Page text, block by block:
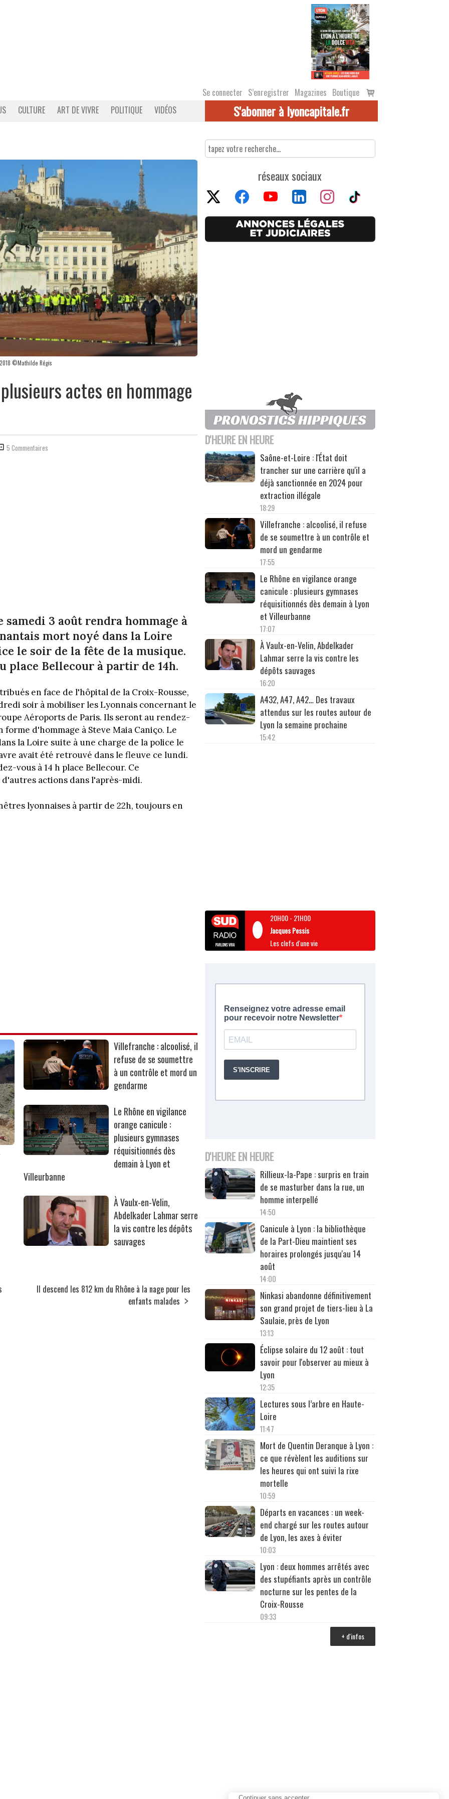
Se connecter S’enregistrer Magazines Boutique
Voir
le
CULTURE ART DE VIVRE POLITIQUE VIDÉOS S'abonner à lyoncapitale.fr
©Mathilde Régis
actes en hommage
5 Commentaires
samedi 3 août rendra hommage à
mort noyé dans la Loire
le soir de la fête de la musique.
place Bellecour à partir de 14h.
en face de l'hôpital de la Croix-Rousse,
soir à mobiliser les Lyonnais concernant le
Aéroports de Paris. Ils seront au rendez-
forme d'hommage à Steve Maia Caniço. Le
la Loire suite à une charge de la police le
avait été retrouvé dans le fleuve ce lundi.
vous à 14 h place Bellecour. Ce
actions dans l'après-midi.
lyonnaises à partir de 22h, toujours en
Villefranche : alcoolisé, il
refuse de se soumettre
à un contrôle et mord un
gendarme
Le Rhône en vigilance
orange canicule :
plusieurs gymnases
réquisitionnés dès
demain à Lyon et
Villeurbanne
À Vaulx-en-Velin,
Abdelkader Lahmar serre
la vis contre les dépôts
sauvages
Il descend les 812 km du Rhône à la nage pour les
enfants malades
réseaux sociaux
D'HEURE EN HEURE
Saône-et-Loire : l'État doit
trancher sur une carrière qu'il a
déjà sanctionnée en 2024 pour
extraction illégale
18:29
Villefranche : alcoolisé, il refuse
de se soumettre à un contrôle et
mord un gendarme
17:55
Le Rhône en vigilance orange
canicule : plusieurs gymnases
réquisitionnés dès demain à Lyon
et Villeurbanne
17:07
À Vaulx-en-Velin, Abdelkader
Lahmar serre la vis contre les
dépôts sauvages
16:20
A432, A47, A42… Des travaux
attendus sur les routes autour de
Lyon la semaine prochaine
15:42
20H00- 21H00
Jacques Pessis
Les clefs d'une vie
D'HEURE EN HEURE
Rillieux-la-Pape : surpris en train
de se masturber dans la rue, un
homme interpellé
14:50
Canicule à Lyon : la bibliothèque
de la Part-Dieu maintient ses
horaires prolongés jusqu'au 14
août
14:00
Ninkasi abandonne définitivement
son grand projet de tiers-lieu à La
Saulaie, près de Lyon
13:13
Éclipse solaire du 12 août : tout
savoir pour l'observer au mieux à
Lyon
12:35
Lectures sous l’arbre en Haute-
Loire
11:47
Mort de Quentin Deranque à Lyon :
ce que révèlent les auditions sur
les heures qui ont suivi la rixe
mortelle
10:59
Départs en vacances : un week-
end chargé sur les routes autour
de Lyon, les axes à éviter
10:03
Lyon : deux hommes arrêtés avec
des stupéfiants après un contrôle
nocturne sur les pentes de la
Croix-Rousse
09:33
+ d'infos